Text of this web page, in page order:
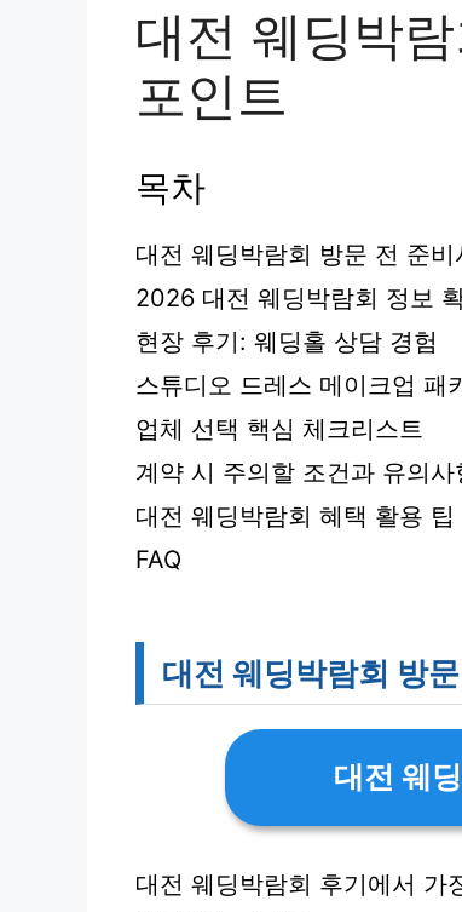
대전 웨딩박
포인트
목차
대전 웨딩박람회 방문 전 준비
2026 대전 웨딩박람회 정보
현장 후기: 웨딩홀 상담 경험
스튜디오 드레스 메이크업 패
업체 선택 핵심 체크리스트
계약 시 주의할 조건과 유의사
대전 웨딩박람회 혜택 활용 팁
FAQ
대전 웨딩박람회 방
대전 웨
대전 웨딩박람회 후기에서 가